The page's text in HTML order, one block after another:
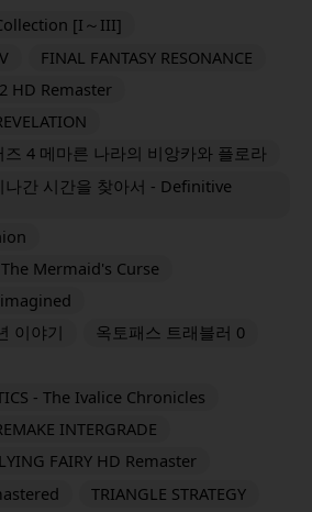
[I～III]
FINAL FANTASY RESONANCE
HD Remaster
4 메마른 나라의 비앙카와 플로라
나간 시간을 찾아서 - Definitive
The Mermaid's Curse
이야기
옥토패스 트래블러 0
- The Ivalice Chronicles
INTERGRADE
FAIRY HD Remaster
TRIANGLE STRATEGY